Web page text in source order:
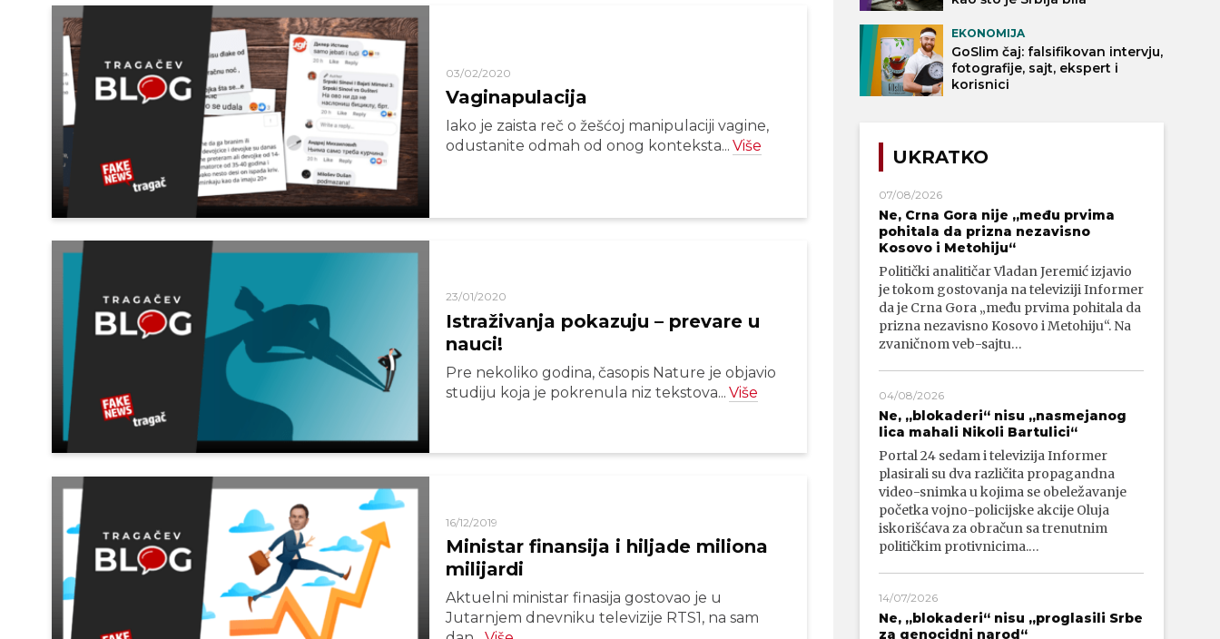
03/02/2020
Vaginapulacija
Iako je zaista reč o žešćoj manipulaciji vagine,
odustanite odmah od onog konteksta... Više
23/01/2020
Istraživanja pokazuju – prevare u
nauci!
Pre nekoliko godina, časopis Nature je objavio
studiju koja je pokrenula niz tekstova... Više
16/12/2019
Ministar finansija i hiljade miliona
milijardi
Aktuelni ministar finasija gostovao je u
Jutarnjem dnevniku televizije RTS1, na sam
EKONOMIJA
GoSlim čaj: falsifikovan intervju,
fotografije, sajt, ekspert i
korisnici
UKRATKO
07/08/2026
Ne, Crna Gora nije „među prvima
pohitala da prizna nezavisno
Kosovo i Metohiju“
Politički analitičar Vladan Jeremić izjavio
je tokom gostovanja na televiziji Informer
da je Crna Gora „među prvima pohitala da
prizna nezavisno Kosovo i Metohiju“. Na
zvaničnom veb-sajtu…
04/08/2026
Ne, „blokaderi“ nisu „nasmejanog
lica mahali Nikoli Bartulici“
Portal 24 sedam i televizija Informer
plasirali su dva različita propagandna
video-snimka u kojima se obeležavanje
početka vojno-policijske akcije Oluja
iskorišćava za obračun sa trenutnim
političkim protivnicima.…
14/07/2026
Ne, „blokaderi“ nisu „proglasili Srbe
za genocidni narod“